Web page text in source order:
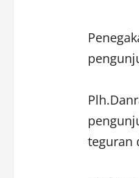
teguran